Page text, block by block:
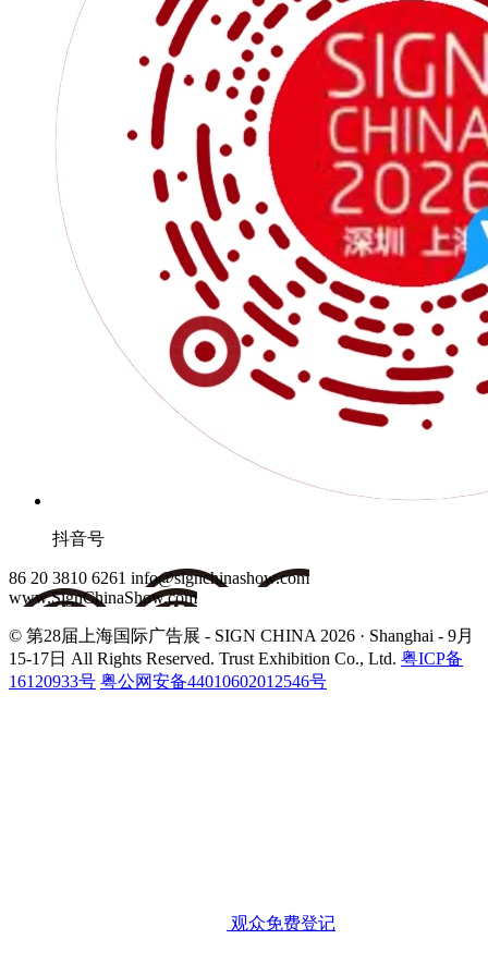
抖音号
86 20 3810 6261 info@signchinashow.com
www.SignChinaShow.com
© 第28届上海国际广告展 - SIGN CHINA 2026 · Shanghai - 9月
15-17日 All Rights Reserved. Trust Exhibition Co., Ltd. 粤ICP备
16120933号 粤公网安备44010602012546号
观众免费登记